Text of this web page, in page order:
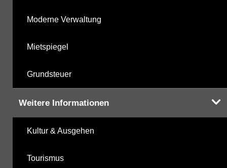
Moderne Verwaltung
Mietspiegel
Grundsteuer
Weitere Informationen
Kultur & Ausgehen
Tourismus